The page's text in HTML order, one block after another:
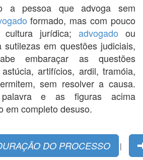
a pessoa que advoga sem
formado, mas com pouco
cultura jurídica; advogado ou
sutilezas em questões judiciais,
embaraçar as questões
artifícios, ardil, tramóia,
sem resolver a causa.
e as figuras acima
em completo desuso.
DO PROCESSO |